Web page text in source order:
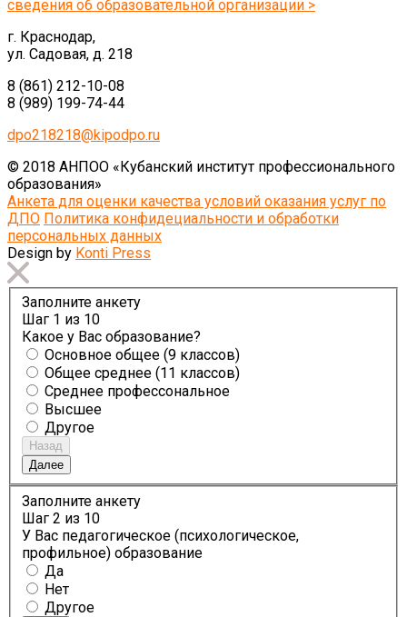
сведения об образовательной организации >
г. Краснодар,
ул. Садовая, д. 218
8 (861) 212-10-08
8 (989) 199-74-44
dpo218218@kipodpo.ru
© 2018 АНПОО «Кубанский институт профессионального
образования»
Анкета для оценки качества условий оказания услуг по
ДПО Политика конфидециальности и обработки
персональных данных
Design by Konti Press
Заполните анкету
Шаг 1 из 10
Какое у Вас образование?
Основное общее (9 классов)
Общее среднее (11 классов)
Среднее профессональное
Высшее
Другое
Назад
Далее
Заполните анкету
Шаг 2 из 10
У Вас педагогическое (психологическое,
профильное) образование
Да
Нет
Другое